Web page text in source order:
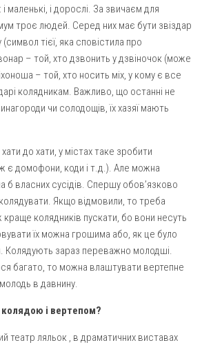
маленькі, і дорослі. За звичаєм для
троє людей. Серед них має бути звіздар
тієї, яка сповістила про
– той, хто дзвонить у дзвіночок (може
– той, хто носить міх, у кому є все
колядникам. Важливо, що останні не
чи солодощів, їх хазяї мають
до хати, у містах таке зробити
є домофони, коди і т.д.). Але можна
б власних сусідів. Спершу обов’язково
Якщо відмовили, то треба
колядників пускати, бо вони несуть
їх можна грошима або, як це було
Колядують зараз переважно молодші.
багато, то можна влаштувати вертепне
в давнину.
і вертепом?
театр ляльок , в драматичних виставах